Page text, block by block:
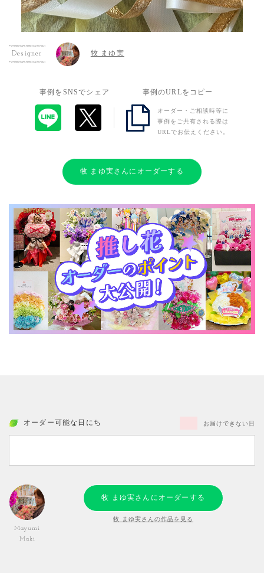
Designer 牧 まゆ実
事例をSNSでシェア 事例のURLをコピー
オーダー・ご相談時等に
事例をご共有される際は
URLでお伝えください。
牧 まゆ実さんにオーダーする
オーダー可能な日にち お届けできない日
Mayumi
Maki
牧 まゆ実さんにオーダーする
牧 まゆ実さんの作品を見る